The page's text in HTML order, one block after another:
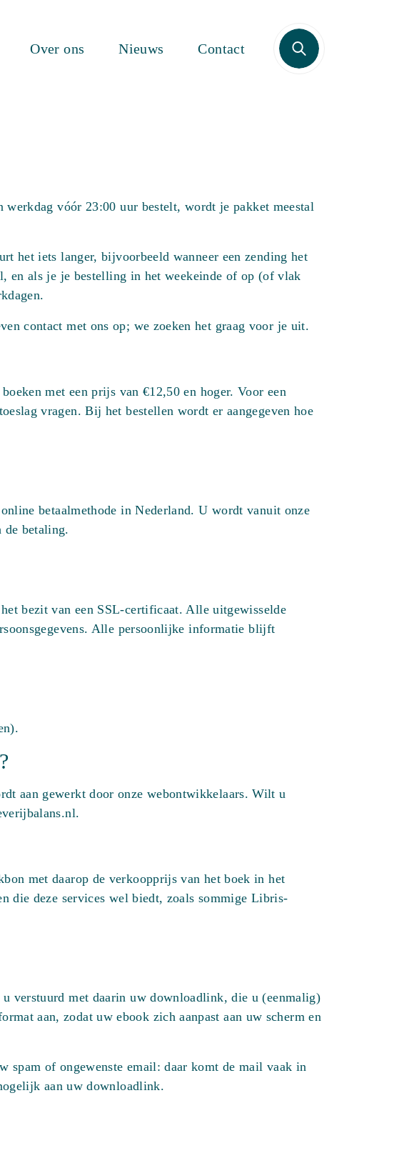
Over ons Nieuws Contact
Zoek
vóór 23:00 uur bestelt, wordt je pakket meestal
het iets langer, bijvoorbeeld wanneer een zending het
en als je je bestelling in het weekeinde of op (of vlak
contact met ons op; we zoeken het graag voor je uit.
met een prijs van €12,50 en hoger. Voor een
vragen. Bij het bestellen wordt er aangegeven hoe
betaalmethode in Nederland. U wordt vanuit onze
de betaling.
bezit van een SSL-certificaat. Alle uitgewisselde
Alle persoonlijke informatie blijft
aan gewerkt door onze webontwikkelaars. Wilt u
met daarop de verkoopprijs van het boek in het
die deze services wel biedt, zoals sommige Libris-
verstuurd met daarin uw downloadlink, die u (eenmalig)
aan, zodat uw ebook zich aanpast aan uw scherm en
of ongewenste email: daar komt de mail vaak in
aan uw downloadlink.